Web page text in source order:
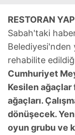
RESTORAN
Sabah'taki
Belediyesi'nden
rehabilite
Cumhuriyet
Kesilen
ağaçları.
dönüşecek.
oyun grubu ve